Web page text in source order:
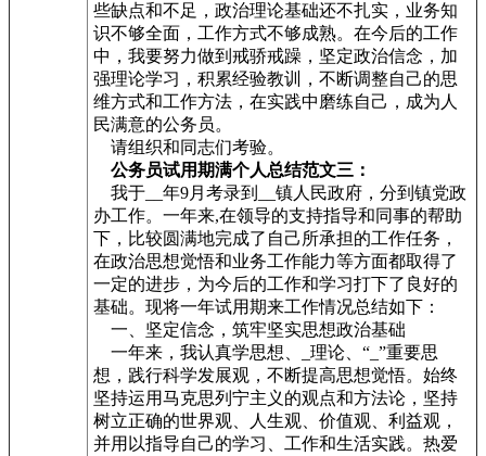
些缺点和不足，政治理论基础还不扎实，业务知
识不够全面，工作方式不够成熟。在今后的工作
中，我要努力做到戒骄戒躁，坚定政治信念，加
强理论学习，积累经验教训，不断调整自己的思
维方式和工作方法，在实践中磨练自己，成为人
民满意的公务员。
请组织和同志们考验。
公务员试用期满个人总结范文三：
我于__ 年9月考录到__ 镇人民政府，分到镇党政
办工作。一年来,在领导的支持指导和同事的帮助
下，比较圆满地完成了自己所承担的工作任务，
在政治思想觉悟和业务工作能力等方面都取得了
一定的进步，为今后的工作和学习打下了良好的
基础。现将一年试用期来工作情况总结如下：
一、坚定信念，筑牢坚实思想政治基础
一年来，我认真学思想、_理论、“_”重要思
想，践行科学发展观，不断提高思想觉悟。始终
坚持运用马克思列宁主义的观点和方法论，坚持
树立正确的世界观、人生观、价值观、利益观，
并用以指导自己的学习、工作和生活实践。热爱